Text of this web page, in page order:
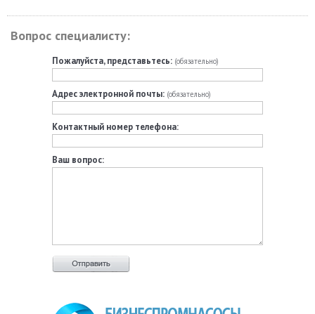
Вопрос специалисту:
Пожалуйста, представьтесь: (обязательно)
Адрес электронной почты: (обязательно)
Контактный номер телефона:
Ваш вопрос: